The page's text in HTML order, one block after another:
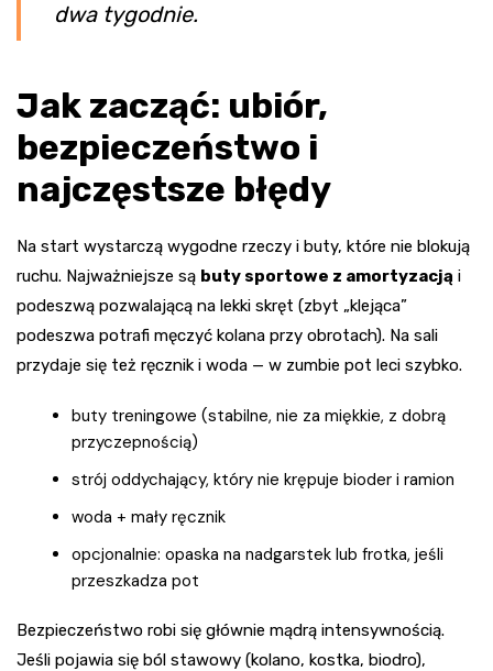
dwa tygodnie.
Jak zacząć: ubiór,
bezpieczeństwo i
najczęstsze błędy
Na start wystarczą wygodne rzeczy i buty, które nie blokują
ruchu. Najważniejsze są buty sportowe z amortyzacją i
podeszwą pozwalającą na lekki skręt (zbyt „klejąca”
podeszwa potrafi męczyć kolana przy obrotach). Na sali
przydaje się też ręcznik i woda — w zumbie pot leci szybko.
buty treningowe (stabilne, nie za miękkie, z dobrą
przyczepnością)
strój oddychający, który nie krępuje bioder i ramion
woda + mały ręcznik
opcjonalnie: opaska na nadgarstek lub frotka, jeśli
przeszkadza pot
Bezpieczeństwo robi się głównie mądrą intensywnością.
Jeśli pojawia się ból stawowy (kolano, kostka, biodro),